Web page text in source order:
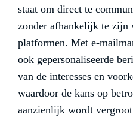
staat om direct te
zonder afhankelijk te zijn
platformen. Met e-
ook gepersonaliseerde
van de interesses en
waardoor de kans op
aanzienlijk wordt